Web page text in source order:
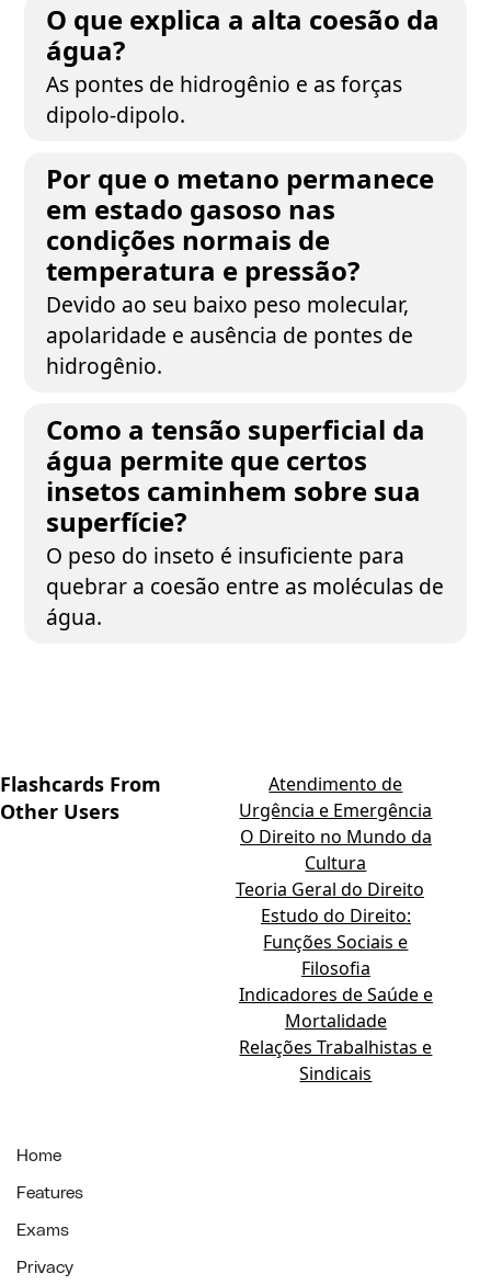
O que explica a alta coesão da
água?
As pontes de hidrogênio e as forças
dipolo-dipolo.
Por que o metano permanece
em estado gasoso nas
condições normais de
temperatura e pressão?
Devido ao seu baixo peso molecular,
apolaridade e ausência de pontes de
hidrogênio.
Como a tensão superficial da
água permite que certos
insetos caminhem sobre sua
superfície?
O peso do inseto é insuficiente para
quebrar a coesão entre as moléculas de
água.
Flashcards From
Other Users
Atendimento de
Urgência e Emergência
O Direito no Mundo da
Cultura
Teoria Geral do Direito
Estudo do Direito:
Funções Sociais e
Filosofia
Indicadores de Saúde e
Mortalidade
Relações Trabalhistas e
Sindicais
Home
Features
Exams
Privacy